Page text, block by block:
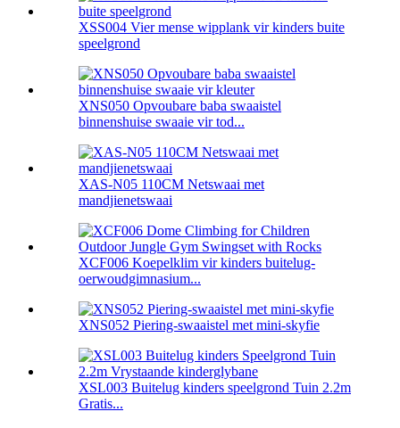
XSS004 Vier mense wipplank vir kinders buite
speelgrond
XNS050 Opvoubare baba swaaistel
binnenshuise swaaie vir tod...
XAS-N05 110CM Netswaai met
mandjienetswaai
XCF006 Koepelklim vir kinders buitelug-
oerwoudgimnasium...
XNS052 Piering-swaaistel met mini-skyfie
XSL003 Buitelug kinders speelgrond Tuin 2.2m
Gratis...